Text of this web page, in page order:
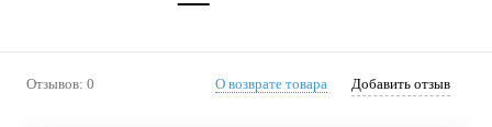
Отзывов: 0 О возврате товара Добавить отзыв